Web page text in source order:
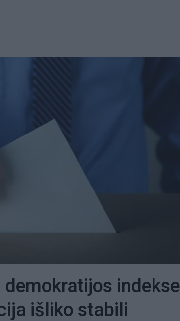
indekse
išliko stabili